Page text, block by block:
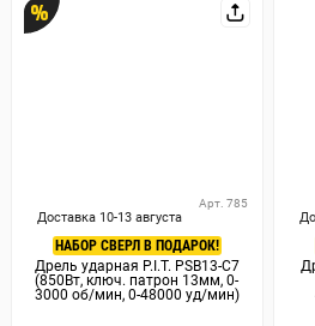
%
Доставка 10-13 августа
Арт. 785
НАБОР СВЕРЛ В ПОДАРОК!
Дрель ударная P.I.T. PSB13-C7
(850Вт, ключ. патрон 13мм, 0-
3000 об/мин, 0-48000 уд/мин)